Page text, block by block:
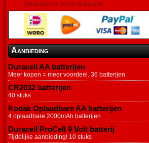
Batterijtjes.nl werkt veilig met:
Aanbieding
Duracell AA batterijen
Meer kopen = meer voordeel. 36 batterijen
CR2032 batterijen
40 stuks
Kodak Oplaadbare AA batterijen
4 oplaadbare 2000mAh batterijen
Duracell ProCell 9 Volt batterij
Tijdelijke aanbieding! 10 stuks